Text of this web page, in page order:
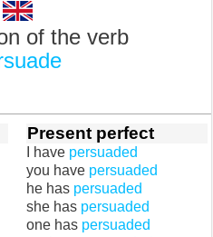
of the verb
Present perfect
I have persuaded
you have persuaded
he has persuaded
she has persuaded
one has persuaded